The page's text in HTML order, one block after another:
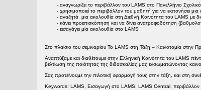
- αναγνωρίζει το περιβάλλον του LAMS στο Πανελλήνιο Σχολικό
- χρησιμοποιεί το περιβάλλον του μαθητή για να εκπονήσει μια
- αναζητά μια ακολουθία στη Διεθνή Κοινότητα του LAMS με
- κάνει προεπισκόπηση και να δίνει ανατροφοδότηση
- εισαγάγει μία ακολουθία στο LAMS
Στο πλαίσιο του σεμιναρίου Το LAMS στη Τάξη – Καινοτομία στην
Αναπτύξαμε και διαθέτουμε στην Ελληνική Κοινότητα του LAMS
βελτίωση της ποιότητας της διδασκαλίας μας ενσωματώνοντας
Σας προτείνουμε την πιλοτική εφαρμογή τους στην τάξη, και στη
Keywords: LAMS, Εισαγωγή στο LAMS, LAMS Central,